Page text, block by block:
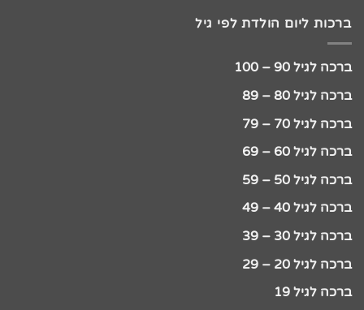
ברכות ליום הולדת לפי גיל
ברכה לגיל 90 – 100
ברכה לגיל 80 – 89
ברכה לגיל 70 – 79
ברכה לגיל 60 – 69
ברכה לגיל 50 – 59
ברכה לגיל 40 – 49
ברכה לגיל 30 – 39
ברכה לגיל 20 – 29
ברכה לגיל 19